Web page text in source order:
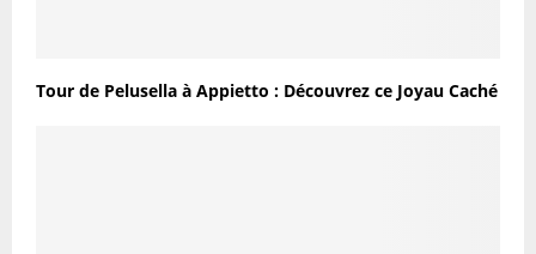
Tour de Pelusella à Appietto : Découvrez ce Joyau Caché